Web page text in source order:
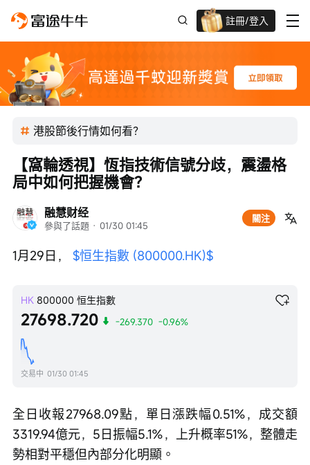
註冊/登入
港股節後行情如何看？
融慧财经
參與了話題 · 01/30 01:45
關注
【窩輪透視】恆指技術信號分歧，震盪格
局中如何把握機會？
1月29日， $恒生指數 (800000.HK)$
HK 800000 恒生指數
27698.720 -269.370 -0.96%
交易中 01/30 01:45
全日收報27968.09點，單日漲跌幅0.51%，成交額
3319.94億元，5日振幅5.1%，上升概率51%，整體走
勢相對平穩但內部分化明顯。